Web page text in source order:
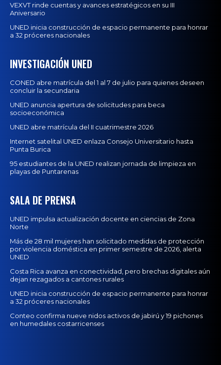
VEXVT rinde cuentas y avances estratégicos en su III
Aniversario
UNED inicia construcción de espacio permanente para honrar
a 32 próceres nacionales
INVESTIGACIÓN UNED
CONED abre matrícula del 1 al 7 de julio para quienes deseen
concluir la secundaria
UNED anuncia apertura de solicitudes para beca
socioeconómica
UNED abre matrícula del II cuatrimestre 2026
Internet satelital UNED enlaza Consejo Universitario hasta
Punta Burica
95 estudiantes de la UNED realizan jornada de limpieza en
playas de Puntarenas
SALA DE PRENSA
UNED impulsa actualización docente en ciencias de Zona
Norte
Más de 28 mil mujeres han solicitado medidas de protección
por violencia doméstica en primer semestre de 2026, alerta
UNED
Costa Rica avanza en conectividad, pero brechas digitales aún
dejan rezagados a cantones rurales
UNED inicia construcción de espacio permanente para honrar
a 32 próceres nacionales
Conteo confirma nueve nidos activos de jabirú y 19 pichones
en humedales costarricenses